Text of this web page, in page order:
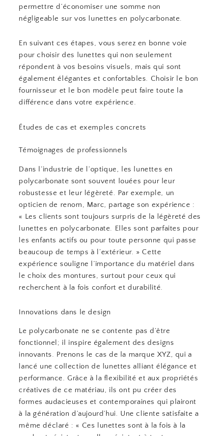
permettre d’économiser une somme non
négligeable sur vos lunettes en polycarbonate.
En suivant ces étapes, vous serez en bonne voie
pour choisir des lunettes qui non seulement
répondent à vos besoins visuels, mais qui sont
également élégantes et confortables. Choisir le bon
fournisseur et le bon modèle peut faire toute la
différence dans votre expérience.
Études de cas et exemples concrets
Témoignages de professionnels
Dans l’industrie de l’optique, les lunettes en
polycarbonate sont souvent louées pour leur
robustesse et leur légèreté. Par exemple, un
opticien de renom, Marc, partage son expérience :
« Les clients sont toujours surpris de la légèreté des
lunettes en polycarbonate. Elles sont parfaites pour
les enfants actifs ou pour toute personne qui passe
beaucoup de temps à l’extérieur. » Cette
expérience souligne l’importance du matériel dans
le choix des montures, surtout pour ceux qui
recherchent à la fois confort et durabilité.
Innovations dans le design
Le polycarbonate ne se contente pas d’être
fonctionnel; il inspire également des designs
innovants. Prenons le cas de la marque XYZ, qui a
lancé une collection de lunettes alliant élégance et
performance. Grâce à la flexibilité et aux propriétés
créatives de ce matériau, ils ont pu créer des
formes audacieuses et contemporaines qui plairont
à la génération d’aujourd’hui. Une cliente satisfaite a
même déclaré : « Ces lunettes sont à la fois à la